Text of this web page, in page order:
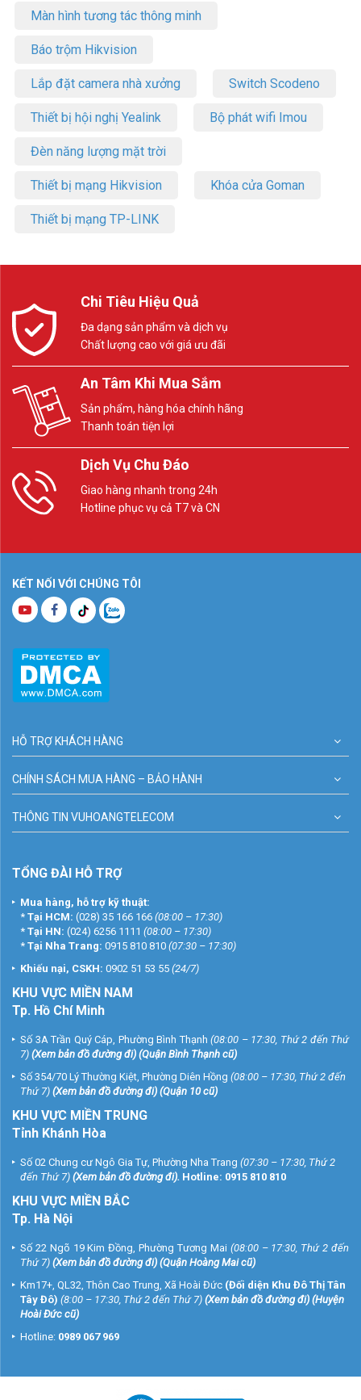
Màn hình tương tác thông minh
Báo trộm Hikvision
Lắp đặt camera nhà xưởng Switch Scodeno
Thiết bị hội nghị Yealink Bộ phát wifi Imou
Đèn năng lượng mặt trời
Thiết bị mạng Hikvision Khóa cửa Goman
Thiết bị mạng TP-LINK
Chi Tiêu Hiệu Quả
Đa dạng sản phẩm và dịch vụ
Chất lượng cao với giá ưu đãi
An Tâm Khi Mua Sắm
Sản phẩm, hàng hóa chính hãng
Thanh toán tiện lợi
Dịch Vụ Chu Đáo
Giao hàng nhanh trong 24h
Hotline phục vụ cả T7 và CN
KẾT NỐI VỚI CHÚNG TÔI
HỖ TRỢ KHÁCH HÀNG
CHÍNH SÁCH MUA HÀNG – BẢO HÀNH
THÔNG TIN VUHOANGTELECOM
TỔNG ĐÀI HỖ TRỢ
Mua hàng, hỗ trợ kỹ thuật:
* Tại HCM: (028) 35 166 166 (08:00 – 17:30)
* Tại HN: (024) 6256 1111 (08:00 – 17:30)
* Tại Nha Trang: 0915 810 810 (07:30 – 17:30)
Khiếu nại, CSKH: 0902 51 53 55 (24/7)
KHU VỰC MIỀN NAM
Tp. Hồ Chí Minh
Số 3A Trần Quý Cáp, Phường Bình Thạnh (08:00 – 17:30, Thứ 2 đến Thứ
7) (Xem bản đồ đường đi) (Quận Bình Thạnh cũ)
Số 354/70 Lý Thường Kiệt, Phường Diên Hồng (08:00 – 17:30, Thứ 2 đến
Thứ 7) (Xem bản đồ đường đi) (Quận 10 cũ)
KHU VỰC MIỀN TRUNG
Tỉnh Khánh Hòa
Số 02 Chung cư Ngô Gia Tự, Phường Nha Trang (07:30 – 17:30, Thứ 2
đến Thứ 7) (Xem bản đồ đường đi). Hotline: 0915 810 810
KHU VỰC MIỀN BẮC
Tp. Hà Nội
Số 22 Ngõ 19 Kim Đồng, Phường Tương Mai (08:00 – 17:30, Thứ 2 đến
Thứ 7) (Xem bản đồ đường đi) (Quận Hoàng Mai cũ)
Km17+, QL32, Thôn Cao Trung, Xã Hoài Đức (Đối diện Khu Đô Thị Tân
Tây Đô) (8:00 – 17:30, Thứ 2 đến Thứ 7) (Xem bản đồ đường đi) (Huyện
Hoài Đức cũ)
Hotline: 0989 067 969